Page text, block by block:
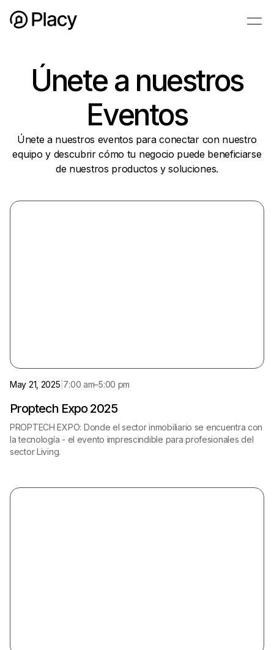
Únete a nuestros
Eventos
Únete a nuestros eventos para conectar con nuestro
equipo y descubrir cómo tu negocio puede beneficiarse
de nuestros productos y soluciones.
May 21, 2025 7:00 am–5:00 pm
Proptech Expo 2025
PROPTECH EXPO: Donde el sector inmobiliario se encuentra con
la tecnología - el evento imprescindible para profesionales del
sector Living.